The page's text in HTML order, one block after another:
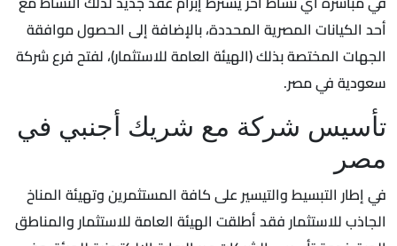
أحد الكيانات المصرية المحددة، بالإضافة إلى الحصول موافقة
الجهات المختصة بذلك (الهيئة العامة للاستثمار)، لفتح فرع شركة
سعودية في مصر.
تأسيس شركة مع شريك أجنبي في
مصر
في إطار التبسيط والتيسير على كافة المستثمرين وتهيئة المناخ
الجاذب للاستثمار فقد أطلقت الهيئة العامة للاستثمار والمناطق